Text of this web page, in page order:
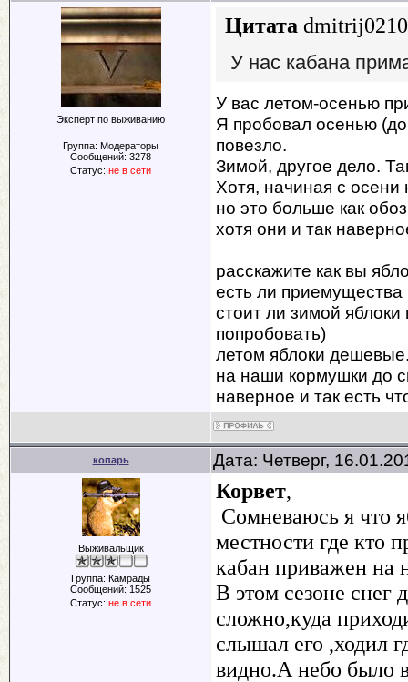
Эксперт по выживанию
Группа: Модераторы
Сообщений: 3278
Статус: не в сети
Цитата dmitrij0210
У нас кабана
У вас летом-осенью
Я пробовал осенью
повезло.
Зимой, другое дело.
Хотя, начиная с
но это больше как
хотя они и так
расскажите как вы
есть ли
стоит ли зимой
попробовать)
летом яблоки
на наши кормушки до
наверное и так есть
копарь Дата: Четверг,
Выживальщик
Группа: Камрады
Сообщений: 1525
Статус: не в сети
Корвет,
Сомневаюсь я что
местности где кто
кабан приважен на
В этом сезоне снег
сложно,куда
слышал его ,ходил
видно.А небо было